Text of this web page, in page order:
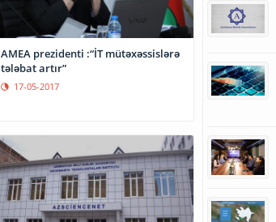
AMEA prezidenti :“İT mütəxəssislərə
tələbat artır”
17-05-2017